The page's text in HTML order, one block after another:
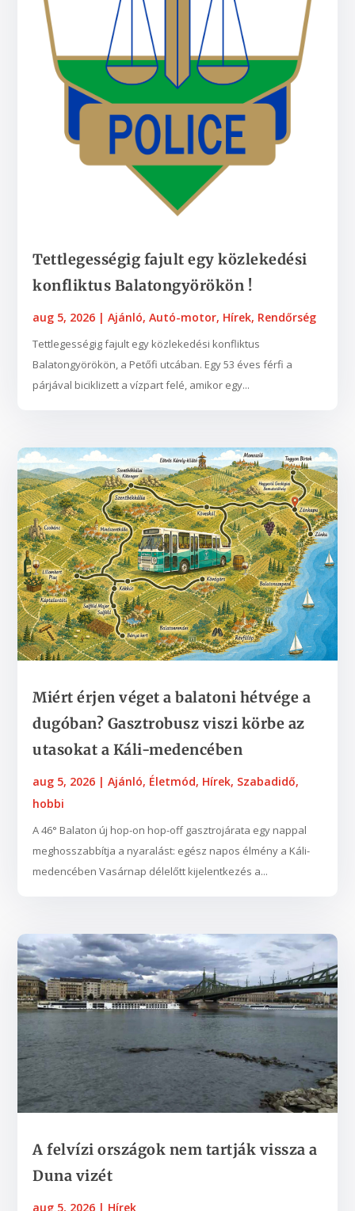
Tettlegességig fajult egy közlekedési
konfliktus Balatongyörökön !
aug 5, 2026 |Ajánló,Autó-motor, Hírek, Rendőrség
Tettlegességig fajult egy közlekedési konfliktus
Balatongyörökön, a Petőfi utcában. Egy 53 éves férfi a
párjával biciklizett a vízpart felé, amikor egy...
Miért érjen véget a balatoni hétvége a
dugóban? Gasztrobusz viszi körbe az
utasokat a Káli-medencében
aug 5, 2026 |Ajánló, Életmód, Hírek, Szabadidő,
hobbi
A 46° Balaton új hop-on hop-off gasztrojárata egy nappal
meghosszabbítja a nyaralást: egész napos élmény a Káli-
medencében Vasárnap délelőtt kijelentkezés a...
A felvízi országok nem tartják vissza a
Duna vizét
aug 5, 2026 | Hírek